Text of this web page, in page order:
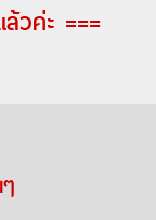
วค่ะ ===